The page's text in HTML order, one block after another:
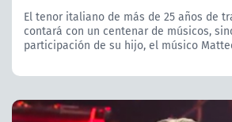
El tenor italiano de más de 25 años de
contará con un centenar de músicos,
participación de su hijo, el músico